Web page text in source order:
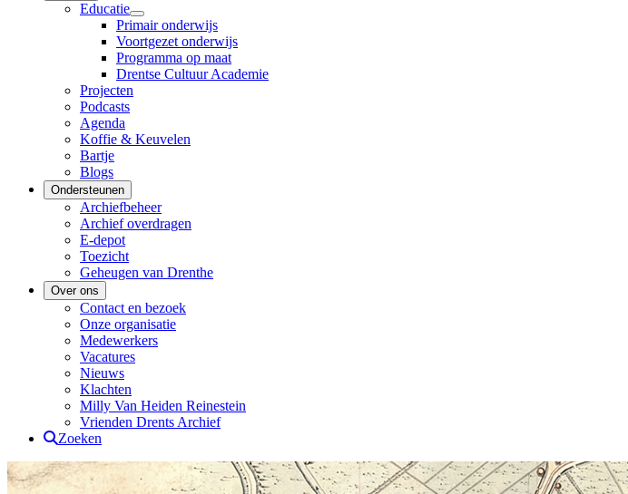
Educatie
Primair onderwijs
Voortgezet onderwijs
Programma op maat
Drentse Cultuur Academie
Projecten
Podcasts
Agenda
Koffie & Keuvelen
Bartje
Blogs
Ondersteunen
Archiefbeheer
Archief overdragen
E-depot
Toezicht
Geheugen van Drenthe
Over ons
Contact en bezoek
Onze organisatie
Medewerkers
Vacatures
Nieuws
Klachten
Milly Van Heiden Reinestein
Vrienden Drents Archief
Zoeken
Drents Archief